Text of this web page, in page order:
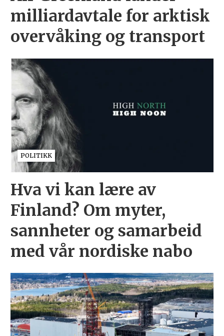
milliardavtale for arktisk
overvåking og transport
POLITIKK
Hva vi kan lære av
Finland? Om myter,
sannheter og samarbeid
med vår nordiske nabo